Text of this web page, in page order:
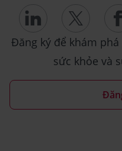
Đăng ký để khám
sức khỏe và